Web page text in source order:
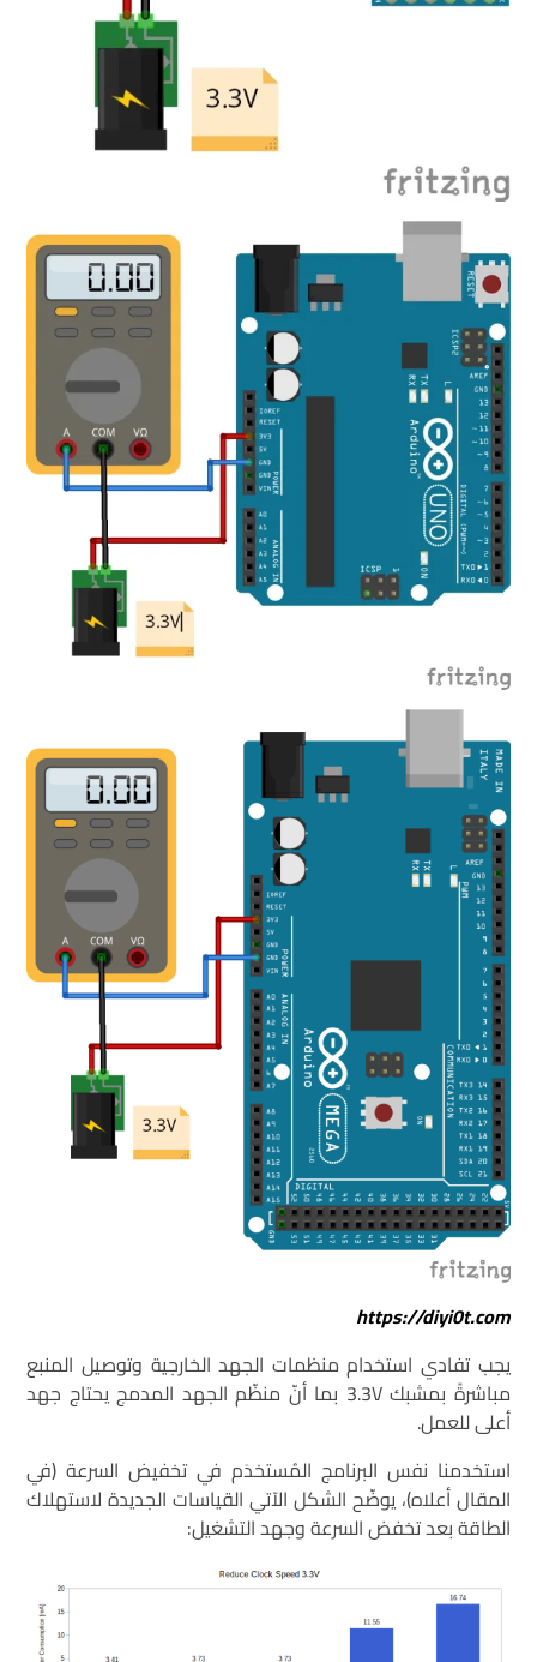
https://diyi0t.com
يجب تفادي استخدام منظمات الجهد الخارجية وتوصيل المنبع
مباشرةً بمشبك 3.3V بما أنّ منظّم الجهد المدمج يحتاج جهد
أعلى للعمل.
استخدمنا نفس البرنامج المُستخدَم في تخفيض السرعة (في
المقال أعلاه)، يوضّح الشكل الآتي القياسات الجديدة لاستهلاك
الطاقة بعد تخفض السرعة وجهد التشغيل: